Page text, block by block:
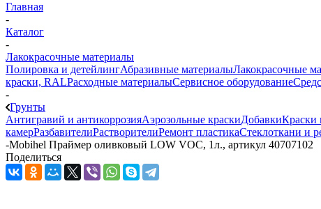
Главная
-
Каталог
-
Лакокрасочные материалы
Полировка и детейлингАбразивные материалыЛакокрасочные
краски, RALРасходные материалыСервисное оборудование
-
Грунты
Антигравий и антикоррозияАэрозольные краскиДобавкиКраски
камерРазбавителиРастворителиРемонт пластикаСтеклоткани и
-Mobihel Праймер оливковый LOW VOC, 1л., артикул 40707102
Поделиться